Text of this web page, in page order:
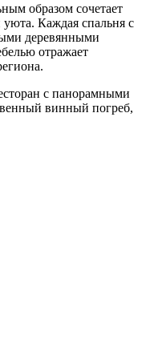
образом сочетает
Каждая спальня с
деревянными
отражает
с панорамными
винный погреб,